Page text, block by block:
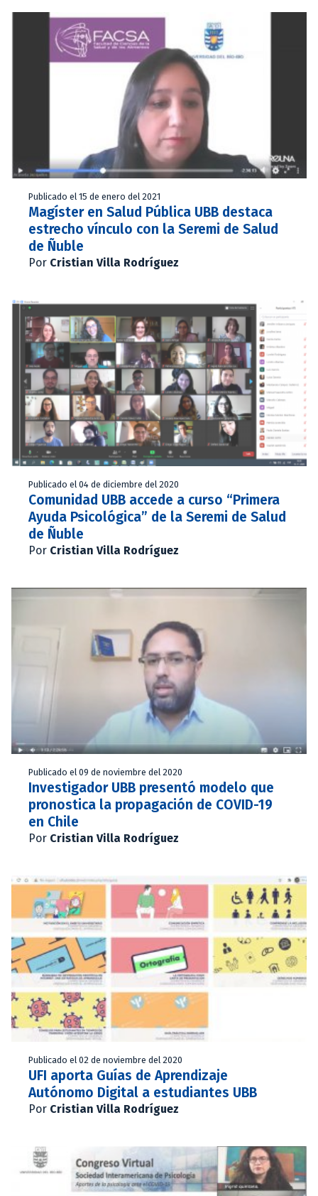
Publicado el 15 de enero del 2021
Magíster en Salud Pública UBB destaca
estrecho vínculo con la Seremi de Salud
de Ñuble
Por Cristian Villa Rodríguez
Publicado el 04 de diciembre del 2020
Comunidad UBB accede a curso “Primera
Ayuda Psicológica” de la Seremi de Salud
de Ñuble
Por Cristian Villa Rodríguez
Publicado el 09 de noviembre del 2020
Investigador UBB presentó modelo que
pronostica la propagación de COVID-19
en Chile
Por Cristian Villa Rodríguez
Publicado el 02 de noviembre del 2020
UFI aporta Guías de Aprendizaje
Autónomo Digital a estudiantes UBB
Por Cristian Villa Rodríguez